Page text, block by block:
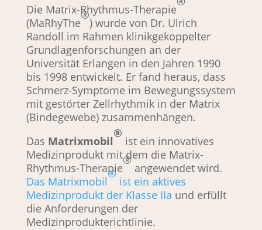
Die Matrix-Rhythmus-Therapie
(MaRhyThe
®
) wurde von Dr. Ulrich
Randoll im Rahmen klinikgekoppelter
Grundlagenforschungen an der
Universität Erlangen in den Jahren 1990
bis 1998 entwickelt. Er fand heraus, dass
Schmerz-Symptome im Bewegungssystem
mit gestörter Zellrhythmik in der Matrix
(Bindegewebe) zusammenhängen.
Das Matrixmobil
®
ist ein innovatives
Medizinprodukt mit dem die Matrix-
Rhythmus-Therapie
®
angewendet wird.
Das Matrixmobil
®
ist ein aktives
Medizinprodukt der Klasse IIa und erfüllt
die Anforderungen der
Medizinprodukterichtlinie.